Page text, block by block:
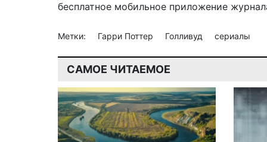
бесплатное мобильное приложение
Метки: Гарри Поттер Голливуд сериалы
САМОЕ ЧИТАЕМОЕ